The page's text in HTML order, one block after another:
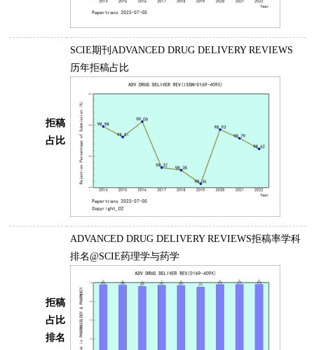
拒稿
占比
SCIE期刊ADVANCED DRUG DELIVERY REVIEWS
历年拒稿占比
拒稿
占比
排名
ADVANCED DRUG DELIVERY REVIEWS拒稿率学科
排名@SCIE药理学与药学